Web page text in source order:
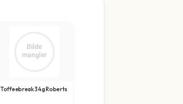
Toffeebreak 34g Roberts